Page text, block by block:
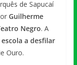
de Sapucaí
Guilherme
Negro. A
a desfilar
Ouro.